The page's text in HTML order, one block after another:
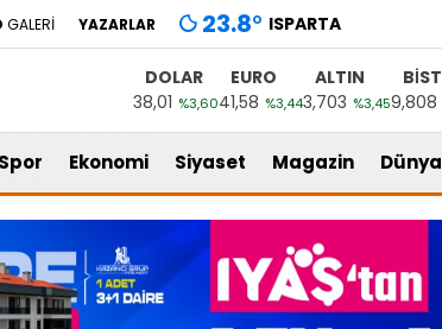
GALERİ YAZARLAR 23.8° ISPARTA
DOLAR
38,01 %3,60
EURO
41,58 %3,44
ALTIN
3,703 %3,45
BİST
9,808
Spor Ekonomi Siyaset Magazin Dünya